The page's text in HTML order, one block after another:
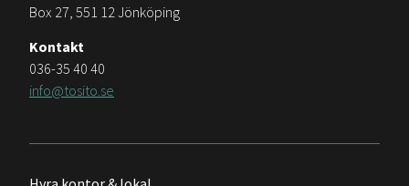
Box 27, 551 12 Jönköping
Kontakt
036-35 40 40
info@tosito.se